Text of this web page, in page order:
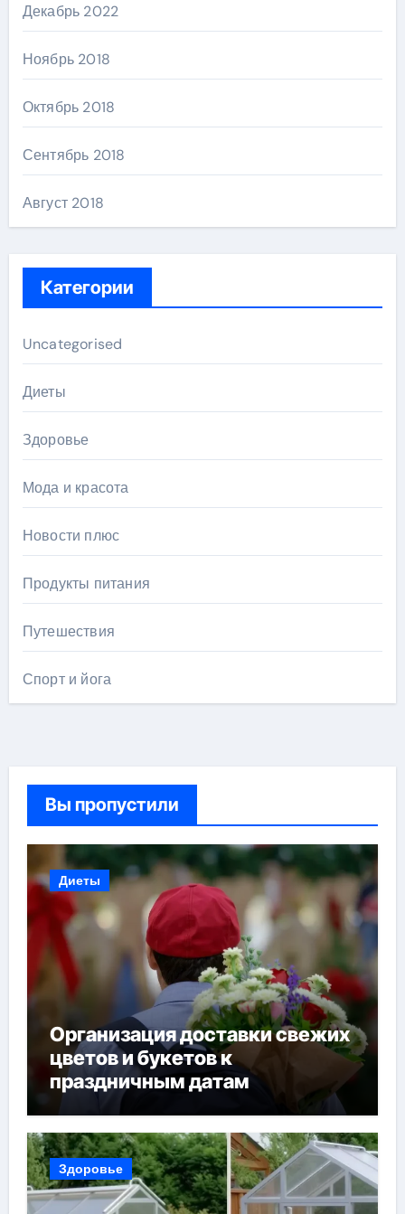
Декабрь 2022
Ноябрь 2018
Октябрь 2018
Сентябрь 2018
Август 2018
Категории
Uncategorised
Диеты
Здоровье
Мода и красота
Новости плюс
Продукты питания
Путешествия
Спорт и йога
Вы пропустили
Диеты
Организация доставки свежих
цветов и букетов к
праздничным датам
Здоровье